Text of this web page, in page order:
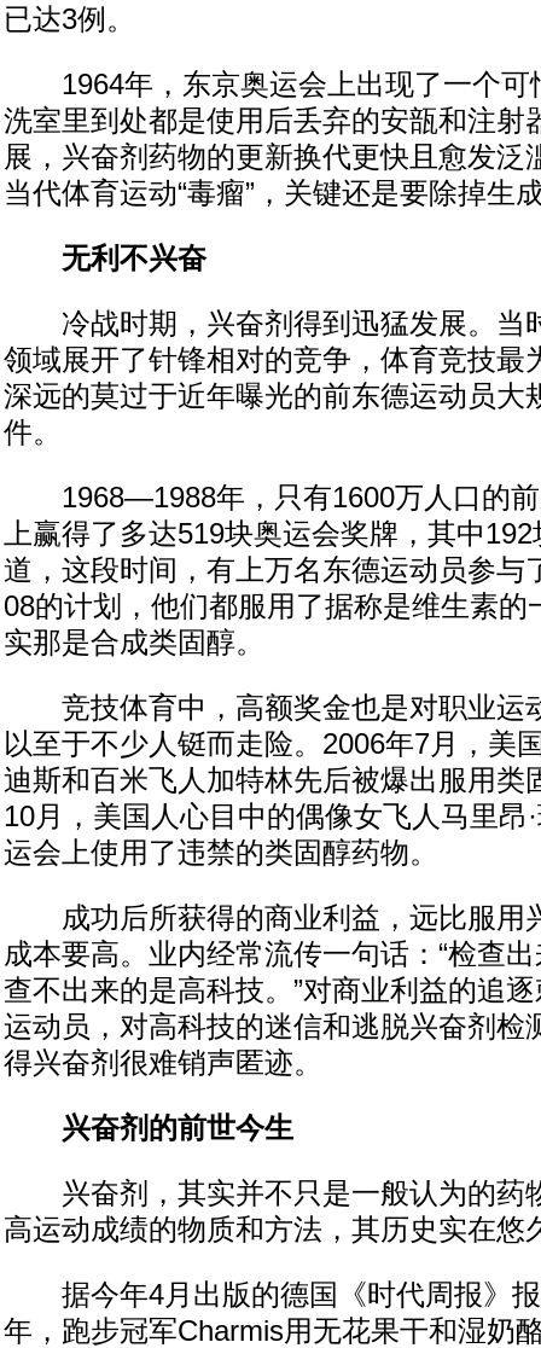
已达3例。
1964年，东京奥运会上出现了一个可
洗室里到处都是使用后丢弃的安瓿和注射
展，兴奋剂药物的更新换代更快且愈发泛
当代体育运动“毒瘤”，关键还是要除掉生
无利不兴奋
冷战时期，兴奋剂得到迅猛发展。当
领域展开了针锋相对的竞争，体育竞技最
深远的莫过于近年曝光的前东德运动员大
件。
1968—1988年，只有1600万人口的前
上赢得了多达519块奥运会奖牌，其中
道，这段时间，有上万名东德运动员参与
08的计划，他们都服用了据称是维生素的
实那是合成类固醇。
竞技体育中，高额奖金也是对职业运
以至于不少人铤而走险。2006年7月，美
迪斯和百米飞人加特林先后被爆出服用类
10月，美国人心目中的偶像女飞人马里昂
运会上使用了违禁的类固醇药物。
成功后所获得的商业利益，远比服用
成本要高。业内经常流传一句话：“检查
查不出来的是高科技。”对商业利益的追
运动员，对高科技的迷信和逃脱兴奋剂检
得兴奋剂很难销声匿迹。
兴奋剂的前世今生
兴奋剂，其实并不只是一般认为的药
高运动成绩的物质和方法，其历史实在悠
据今年4月出版的德国《时代周报》报
年，跑步冠军Charmis用无花果干和湿奶